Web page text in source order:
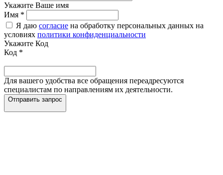
Укажите Ваше имя
Имя *
Я даю согласие на обработку персональных данных на
условиях политики конфиденциальности
Укажите Код
Код *
Для вашего удобства все обращения переадресуются
специалистам по направлениям их деятельности.
Отправить запрос